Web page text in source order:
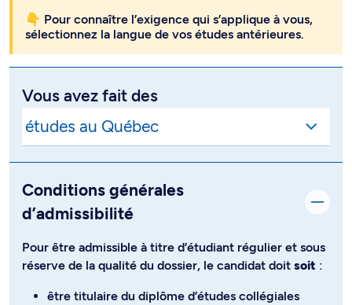
👇 Pour connaître l’exigence qui s’applique à vous,
sélectionnez la langue de vos études antérieures.
Vous avez fait des
Conditions générales
d’admissibilité
Pour être admissible à titre d’étudiant régulier et sous
réserve de la qualité du dossier, le candidat doit soit :
être titulaire du diplôme d’études collégiales